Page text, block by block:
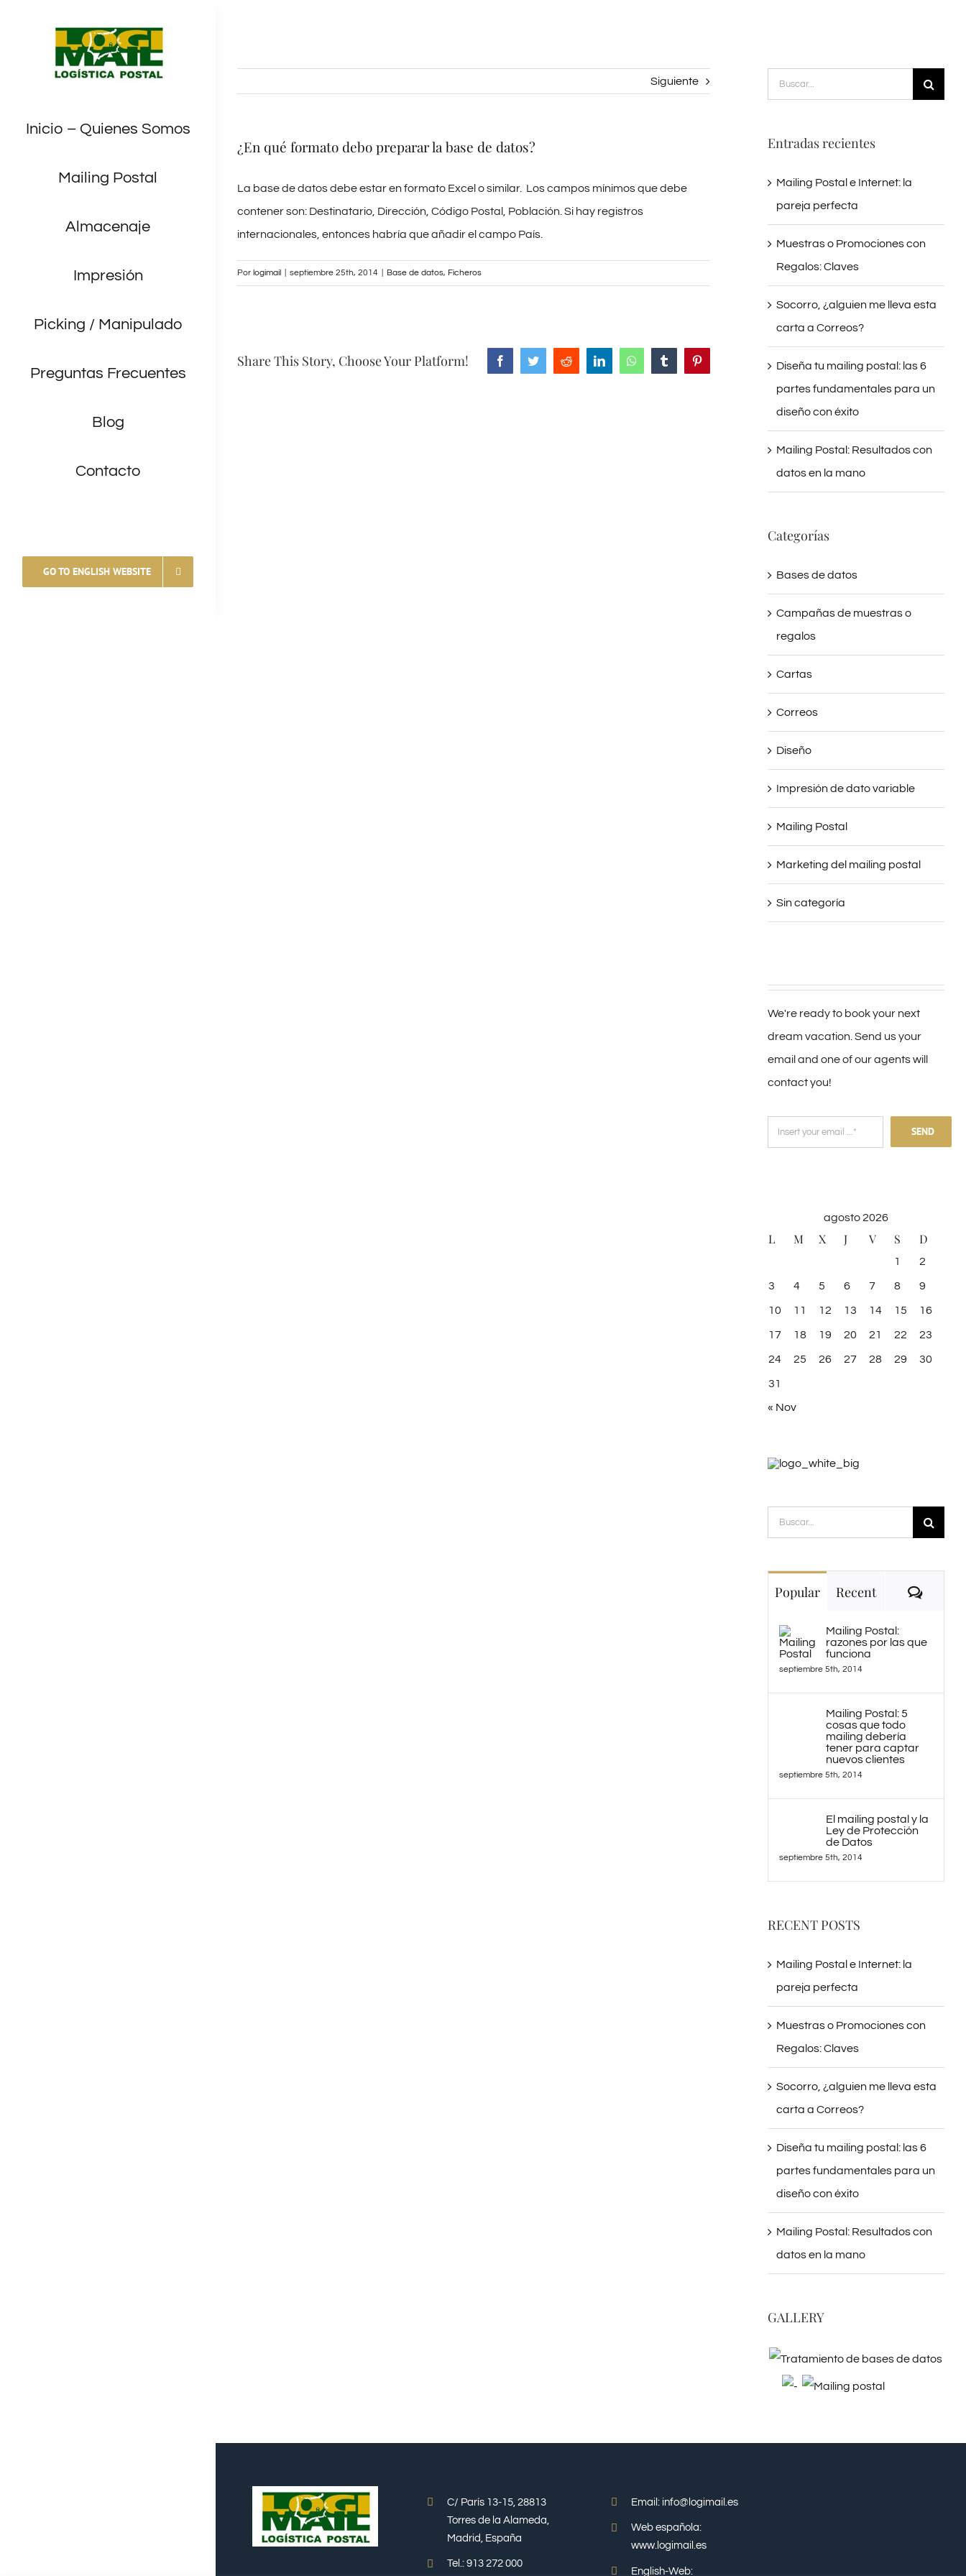
Inicio – Quienes Somos
Mailing Postal
Almacenaje
Impresión
Picking / Manipulado
Preguntas Frecuentes
Blog
Contacto
GO TO ENGLISH WEBSITE
Siguiente
¿En qué formato debo preparar la base de datos?
La base de datos debe estar en formato Excel o similar. Los campos mínimos que debe
contener son: Destinatario, Dirección, Código Postal, Población. Si hay registros
internacionales, entonces habría que añadir el campo País.
Por logimail septiembre 25th, 2014 Base de datos, Ficheros
Share This Story, Choose Your Platform! FacebookTwitterReddit LinkedInWhatsAppTumblr
Buscar:
Entradas recientes
Mailing Postal e Internet: la
pareja perfecta
Muestras o Promociones con
Regalos: Claves
Socorro, ¿alguien me lleva esta
carta a Correos?
Diseña tu mailing postal: las 6
partes fundamentales para un
diseño con éxito
Mailing Postal: Resultados con
datos en la mano
Categorías
Bases de datos
Campañas de muestras o
regalos
Cartas
Correos
Diseño
Impresión de dato variable
Mailing Postal
Marketing del mailing postal
Sin categoría
We're ready to book your next
dream vacation. Send us your
email and one of our agents will
contact you!
SEND
agosto 2026
L M X J V S D
1 2
3 4 5 6 7 8 9
10 11 12 13 14 15 16
17 18 19 20 21 22 23
24 25 26 27 28 29 30
31
« Nov
Buscar:
Popular Recent
Mailing Postal:
razones por las que
funciona
septiembre 5th, 2014
Mailing Postal: 5
cosas que todo
mailing debería
tener para captar
nuevos clientes
septiembre 5th, 2014
El mailing postal y la
Ley de Protección
de Datos
septiembre 5th, 2014
RECENT POSTS
Mailing Postal e Internet: la
pareja perfecta
Muestras o Promociones con
Regalos: Claves
Socorro, ¿alguien me lleva esta
carta a Correos?
Diseña tu mailing postal: las 6
partes fundamentales para un
diseño con éxito
Mailing Postal: Resultados con
datos en la mano
GALLERY
C/ París 13-15, 28813
Torres de la Alameda,
Madrid, España
Tel.: 913 272 000
Email: info@logimail.es
Web española:
www.logimail.es
English-Web: